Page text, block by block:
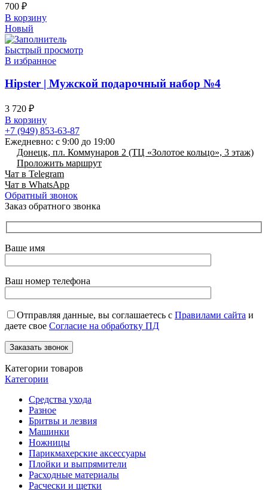
700 ₽
В корзину
Новый
Быстрый просмотр
В избранное
Hipster | Мужской подарочный набор №4
3 720 ₽
В корзину
+7 (949) 853-63-87
Ежедневно: с 9:00 до 19:00
Донецк, пл. Коммунаров 2 (ТЦ «Золотое кольцо», 3 этаж)
Проложить маршрут
Чат в Telegram
Чат в WhatsApp
Обратный звонок
Заказ обратного звонка
Ваше имя
Ваш номер телефона
Отправляя данные, вы соглашаетесь с Правилами сайта и
даете свое Согласие на обработку ПД
Категории товаров
Категории
Средства ухода
Разное
Бритвы и лезвия
Машинки
Ножницы
Парикмахерские аксессуары
Плойки и выпрямители
Расходные материалы
Расчески и щетки